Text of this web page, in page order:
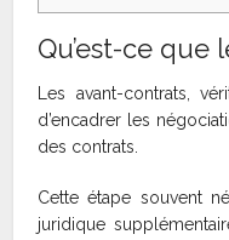
Qu’est-ce que
Les avant-contrats,
d’encadrer les
des contrats.
Cette étape souvent
juridique